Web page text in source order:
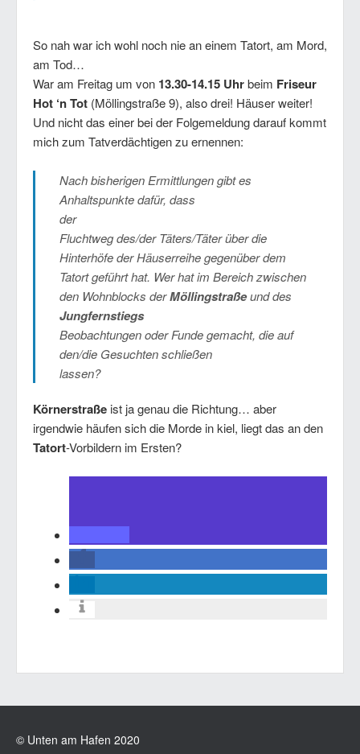
So nah war ich wohl noch nie an einem Tatort, am Mord,
am Tod…
War am Freitag um von 13.30-14.15 Uhrbeim Friseur
Hot ‘n Tot (Möllingstraße 9), also drei! Häuser weiter!
Und nicht das einer bei der Folgemeldung darauf kommt
mich zum Tatverdächtigen zu ernennen:
Nach bisherigen Ermittlungen gibt es
Anhaltspunkte dafür, dass
der
Fluchtweg des/der Täters/Täter über die
Hinterhöfe der Häuserreihe gegenüber dem
Tatort geführt hat. Wer hat im Bereich zwischen
den Wohnblocks derMöllingstraßeund des
Jungfernstiegs
Beobachtungen oder Funde gemacht, die auf
den/die Gesuchten schließen
lassen?
Körnerstraße ist ja genau die Richtung… aber
irgendwie häufen sich die Morde in kiel, liegt das an den
Tatort-Vorbildern im Ersten?
© Unten am Hafen 2020